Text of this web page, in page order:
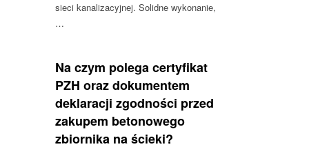
sieci kanalizacyjnej. Solidne wykonanie,
…
Na czym polega certyfikat
PZH oraz dokumentem
deklaracji zgodności przed
zakupem betonowego
zbiornika na ścieki?